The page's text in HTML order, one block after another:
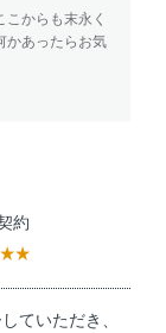
からも末永く
かあったらお気
約
ていただき、